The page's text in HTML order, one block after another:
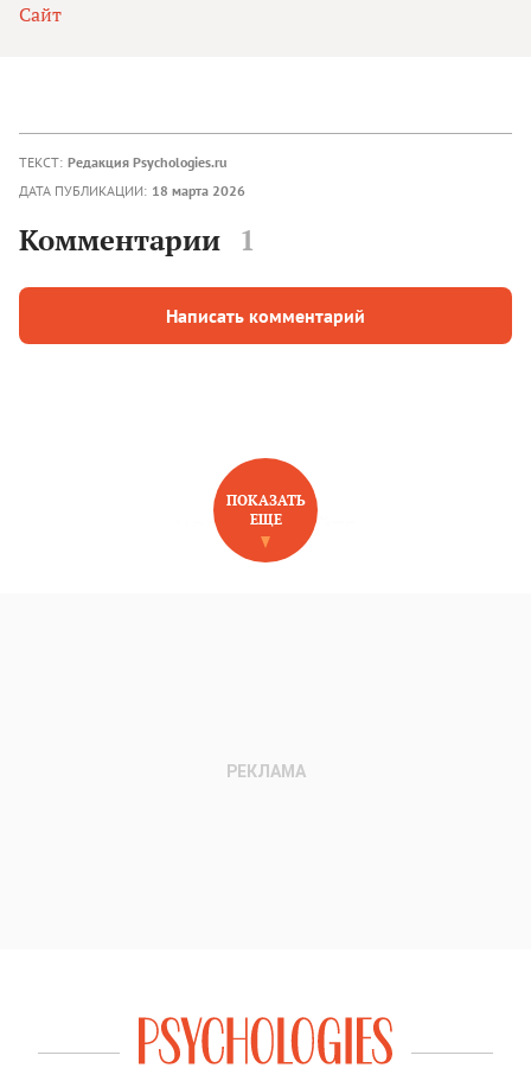
Сайт
ТЕКСТ: Редакция Psychologies.ru
ДАТА ПУБЛИКАЦИИ: 18 марта 2026
Комментарии 1
Написать комментарий
НОВОЕ НА САЙТЕ
ПОКАЗАТЬ
ЕЩЕ